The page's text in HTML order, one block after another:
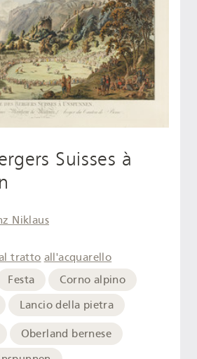
Suisses à
Niklaus
tratto all'acquarello
Festa
Corno alpino
Lancio della pietra
Oberland bernese